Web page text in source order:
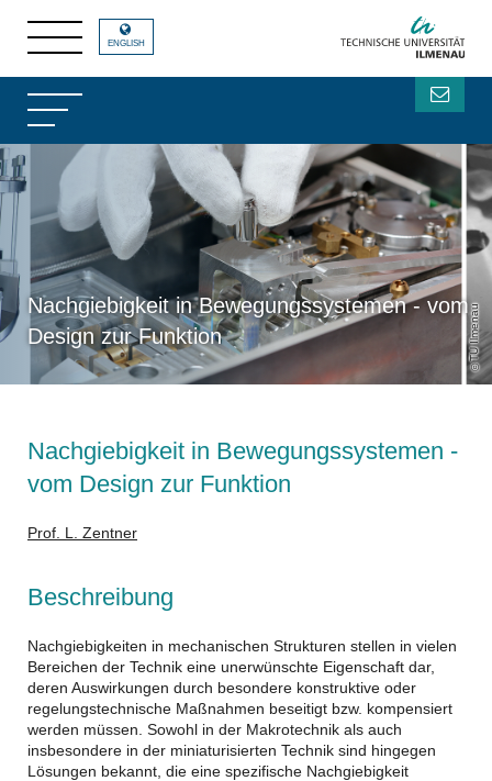
Nachgiebigkeit in Bewegungssystemen - vom
Design zur Funktion
TU Ilmenau
ENGLISH
Nachgiebigkeit in Bewegungssystemen -
vom Design zur Funktion
Prof. L. Zentner
Beschreibung
Nachgiebigkeiten in mechanischen Strukturen stellen in vielen
Bereichen der Technik eine unerwünschte Eigenschaft dar,
deren Auswirkungen durch besondere konstruktive oder
regelungstechnische Maßnahmen beseitigt bzw. kompensiert
werden müssen. Sowohl in der Makrotechnik als auch
insbesondere in der miniaturisierten Technik sind hingegen
Lösungen bekannt, die eine spezifische Nachgiebigkeit